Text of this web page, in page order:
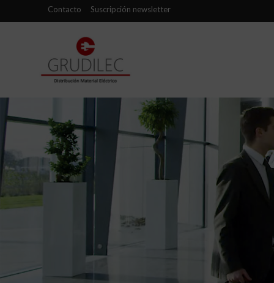
Contacto Suscripción newsletter